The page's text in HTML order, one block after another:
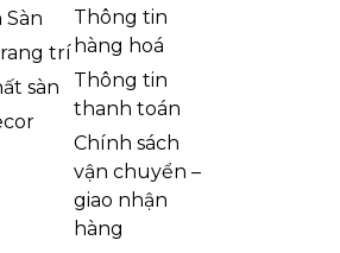
đèn thả hiện đại THD201
Chất liệu
Sàn
trí
sàn
Thông tin
hàng hoá
Thông tin
thanh toán
Chính sách
vận chuyển –
giao nhận
hàng